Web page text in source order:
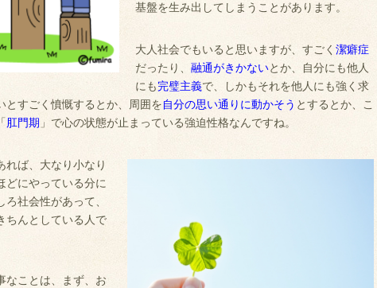
基盤を生み出してしまうことがあります。
大人社会でもいると思いますが、すごく 潔癖症
だったり、 融通がきかないとか、自分にも他人
にも完璧主義で、しかもそれを他人にも強く求
とすごく憤慨するとか、周囲を自分の思い通りに動かそう とするとか、こ
肛門期 」で心の状態が止まっている強迫性格なんですね。
れば、大なり小なり
どにやっている分に
社会性があって、
ちんとしている人で
なことは、まず、お